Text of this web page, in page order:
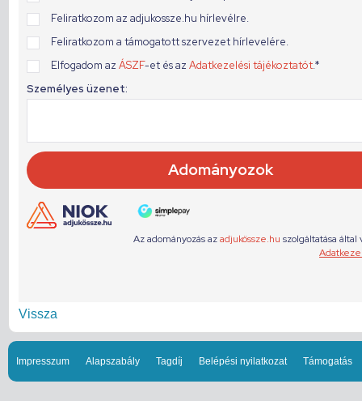
Vissza
Impresszum Alapszabály Tagdíj Belépési nyilatkozat Támogatás